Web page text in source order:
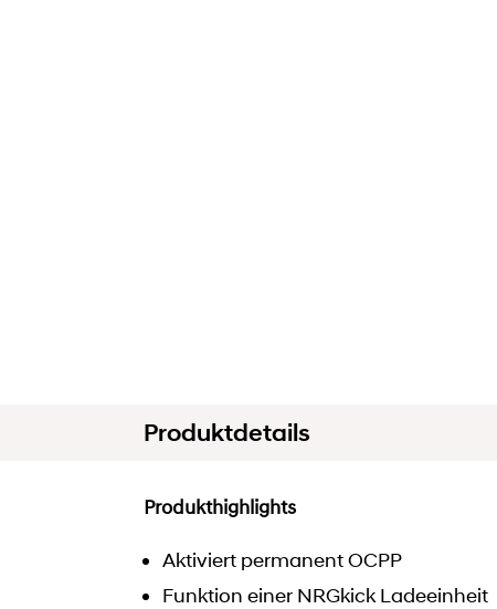
Produktdetails
Produkthighlights
Aktiviert permanent OCPP
Funktion einer NRGkick Ladeeinheit